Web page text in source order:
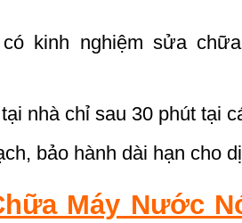
kinh nghiệm sửa
nhà chỉ sau 30 phút tại
bảo hành dài hạn cho
Máy Nước